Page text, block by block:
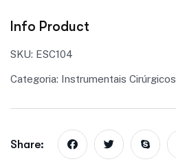
Info Product
SKU: ESC104
Categoria: Instrumentais Cirúrgicos
Share: